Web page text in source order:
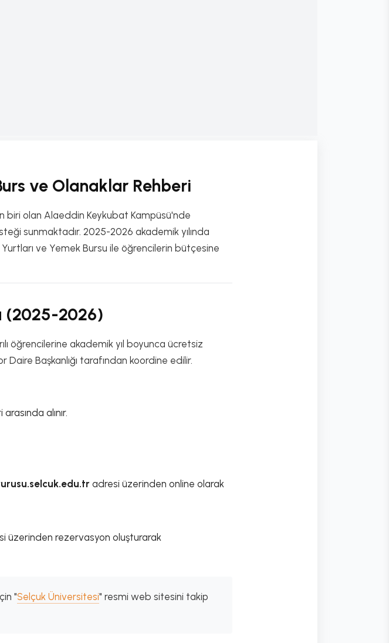
ve Olanaklar Rehberi
biri olan Alaeddin Keykubat Kampüsü'nde
sunmaktadır. 2025-2026 akademik yılında
ve Yemek Bursu ile öğrencilerin bütçesine
(2025-2026)
öğrencilerine akademik yıl boyunca ücretsiz
Daire Başkanlığı tarafından koordine edilir.
alınır.
adresi üzerinden online olarak
üzerinden rezervasyon oluşturarak
"Selçuk Üniversitesi" resmi web sitesini takip